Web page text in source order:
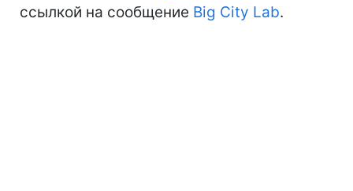
ссылкой на сообщение Big City Lab.